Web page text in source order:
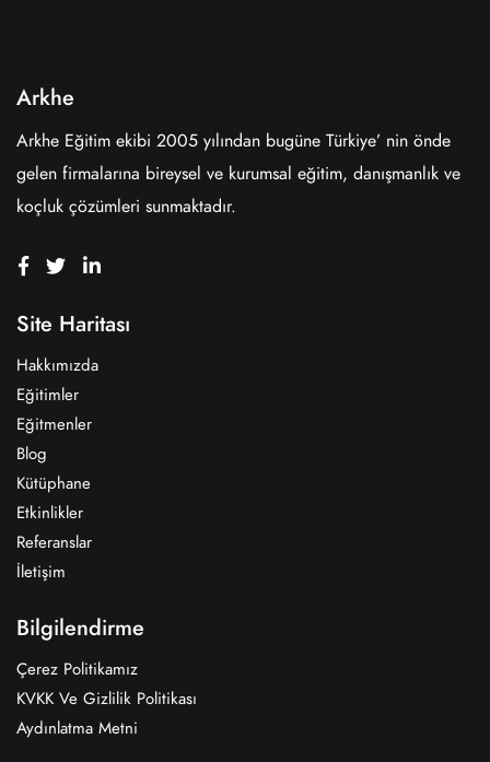
Arkhe
Arkhe Eğitim ekibi 2005 yılından bugüne Türkiye’ nin önde
gelen firmalarına bireysel ve kurumsal eğitim, danışmanlık ve
koçluk çözümleri sunmaktadır.
Site Haritası
Hakkımızda
Eğitimler
Eğitmenler
Blog
Kütüphane
Etkinlikler
Referanslar
İletişim
Bilgilendirme
Çerez Politikamız
KVKK Ve Gizlilik Politikası
Aydınlatma Metni